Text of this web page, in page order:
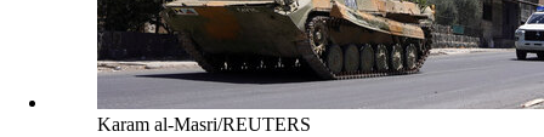
Karam al-Masri/REUTERS